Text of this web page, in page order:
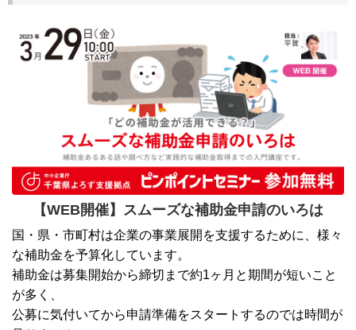
【WEB開催】スムーズな補助金申請のいろは
国・県・市町村は企業の事業展開を支援するために、様々
な補助金を予算化しています。
補助金は募集開始から締切まで約1ヶ月と期間が短いこと
が多く、
公募に気付いてから申請準備をスタートするのでは時間が